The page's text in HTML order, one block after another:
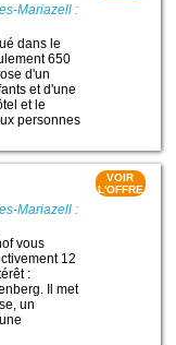
Mariazell :
dans le
650
d'un
et d'une
et le
personnes
Mariazell :
vous
12
:
Il met
un
VOIR
L'OFFRE